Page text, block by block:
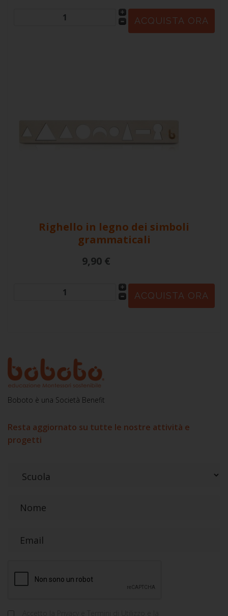
Righello in legno dei simboli
grammaticali
9,90 €
Boboto è una Società Benefit
Resta aggiornato su tutte le nostre attività e
progetti